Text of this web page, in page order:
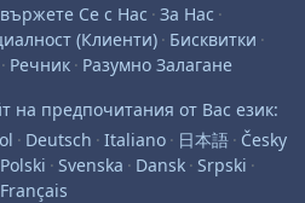
Се с Нас · За Нас ·
(Клиенти) · Бисквитки ·
· Речник · Разумно Залагане
на предпочитания от Вас език:
· Deutsch · Italiano · 日本語 · Česky
Polski · Svenska · Dansk · Srpski ·
Français